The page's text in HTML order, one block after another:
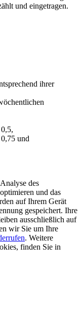
und eingetragen.
ihrer
und
des
und das
auf Ihrem Gerät
gespeichert. Ihre
ausschließlich auf
wir Sie um Ihre
. Weitere
finden Sie in